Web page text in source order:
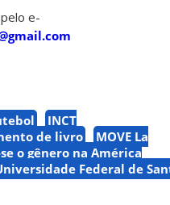
e-
INCT
de livro
MOVE La
o gênero na América
Federal de